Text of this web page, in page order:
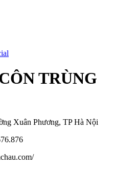
TRÙNG
Xuân Phương, TP Hà Nội